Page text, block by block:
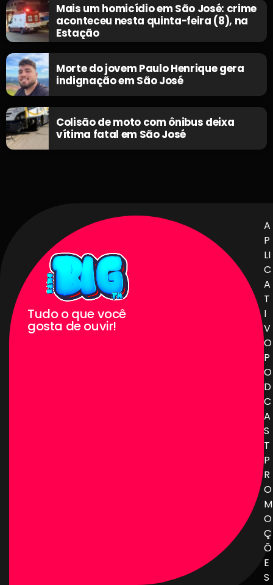
Mais um homicídio em São José: crime
aconteceu nesta quinta-feira (8), na
Estação
Morte do jovem Paulo Henrique gera
indignação em São José
Colisão de moto com ônibus deixa
vítima fatal em São José
Tudo o que você
gosta de ouvir!
A
P
LI
C
A
T
I
V
O
P
O
D
C
A
S
T
P
R
O
M
O
Ç
Õ
E
S